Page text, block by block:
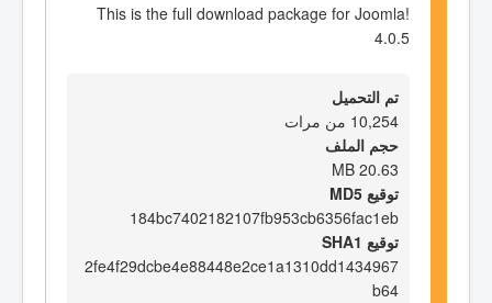
This is the full download package for Joomla!
4.0.5
تم التحميل
10,254 من مرات
حجم الملف
20.63 MB
توقيع MD5
184bc7402182107fb953cb6356fac1eb
توقيع SHA1
2fe4f29dcbe4e88448e2ce1a1310dd1434967
b64